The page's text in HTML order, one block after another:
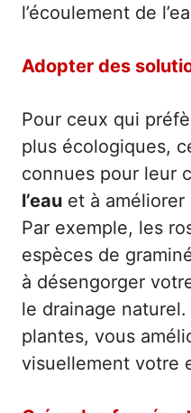
l’écoulement de
Adopter des
Pour ceux qui
plus écologiques,
connues pour leur
l’eau et à
Par exemple, les
espèces de
à désengorger
le drainage
plantes, vous
visuellement votre